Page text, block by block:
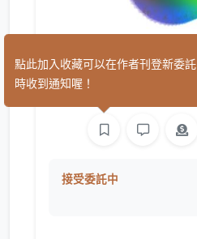
Boki豆
接受委託中
點此加入收藏可以在作者刊登新委託
時收到通知喔！